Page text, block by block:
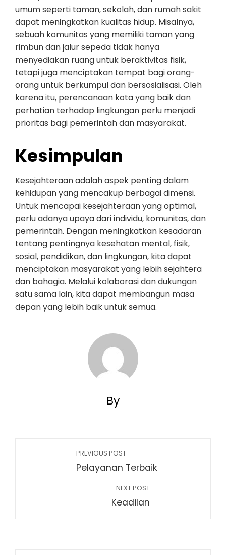
umum seperti taman, sekolah, dan rumah sakit
dapat meningkatkan kualitas hidup. Misalnya,
sebuah komunitas yang memiliki taman yang
rimbun dan jalur sepeda tidak hanya
menyediakan ruang untuk beraktivitas fisik,
tetapi juga menciptakan tempat bagi orang-
orang untuk berkumpul dan bersosialisasi. Oleh
karena itu, perencanaan kota yang baik dan
perhatian terhadap lingkungan perlu menjadi
prioritas bagi pemerintah dan masyarakat.
Kesimpulan
Kesejahteraan adalah aspek penting dalam
kehidupan yang mencakup berbagai dimensi.
Untuk mencapai kesejahteraan yang optimal,
perlu adanya upaya dari individu, komunitas, dan
pemerintah. Dengan meningkatkan kesadaran
tentang pentingnya kesehatan mental, fisik,
sosial, pendidikan, dan lingkungan, kita dapat
menciptakan masyarakat yang lebih sejahtera
dan bahagia. Melalui kolaborasi dan dukungan
satu sama lain, kita dapat membangun masa
depan yang lebih baik untuk semua.
By
PREVIOUS POST
Pelayanan Terbaik
NEXT POST
Keadilan